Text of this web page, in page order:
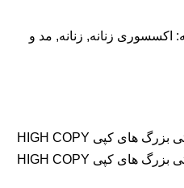
اکسسوری زنانه, زنانه, مد و